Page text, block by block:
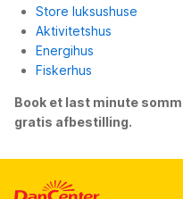
Store luksushuse
Aktivitetshus
Energihus
Fiskerhus
Book et last minute
gratis afbestilling.